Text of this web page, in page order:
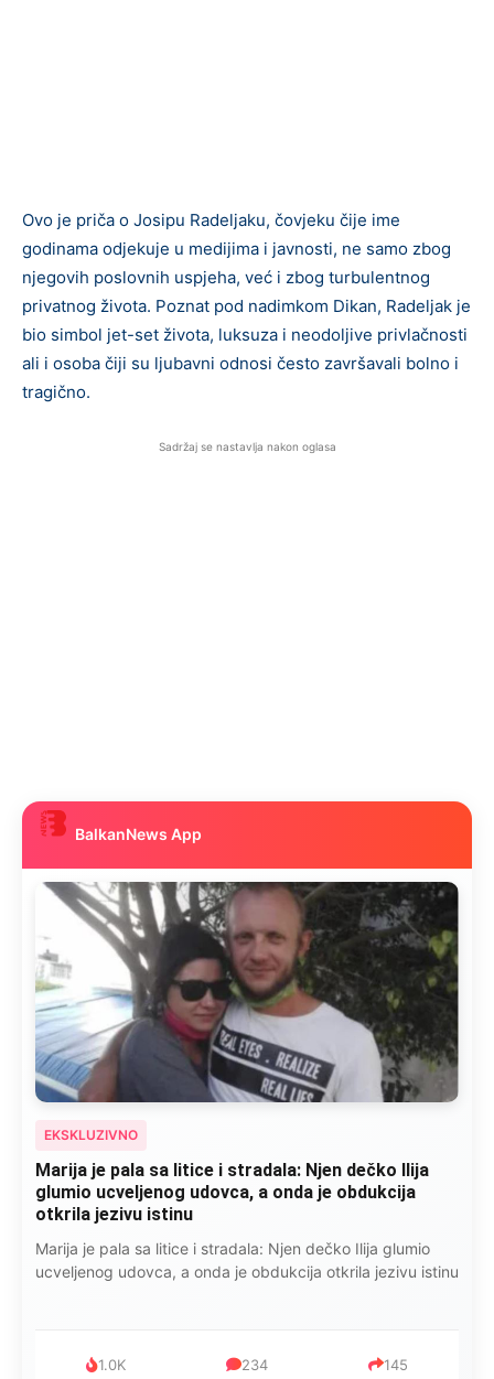
Ovo je priča o Josipu Radeljaku, čovjeku čije ime
godinama odjekuje u medijima i javnosti, ne samo zbog
njegovih poslovnih uspjeha, već i zbog turbulentnog
privatnog života. Poznat pod nadimkom Dikan, Radeljak je
bio simbol jet-set života, luksuza i neodoljive privlačnosti
ali i osoba čiji su ljubavni odnosi često završavali bolno i
tragično.
Sadržaj se nastavlja nakon oglasa
BalkanNews App
EKSKLUZIVNO
Marija je pala sa litice i stradala: Njen dečko Ilija
glumio ucveljenog udovca, a onda je obdukcija
otkrila jezivu istinu
Marija je pala sa litice i stradala: Njen dečko Ilija glumio
ucveljenog udovca, a onda je obdukcija otkrila jezivu istinu
1.0K 234 145